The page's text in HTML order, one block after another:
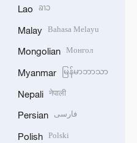
Lao ລາວ
Malay Bahasa Melayu
Mongolian Монгол
Myanmar မြန်မာဘာသာ
Nepali नेपाली
Persian فارسی
Polish Polski